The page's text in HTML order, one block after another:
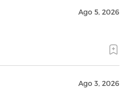
Ago 5, 2026
Ago 3, 2026